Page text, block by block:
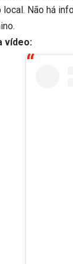
local. Não há
vídeo: